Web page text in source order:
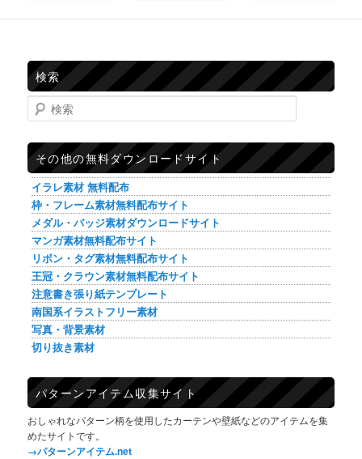
検索
検索
その他の無料ダウンロードサイト
イラレ素材 無料配布
枠・フレーム素材無料配布サイト
メダル・バッジ素材ダウンロードサイト
マンガ素材無料配布サイト
リボン・タグ素材無料配布サイト
王冠・クラウン素材無料配布サイト
注意書き張り紙テンプレート
南国系イラストフリー素材
写真・背景素材
切り抜き素材
パターンアイテム収集サイト
おしゃれなパターン柄を使用したカーテンや壁紙などのアイテムを集
めたサイトです。
→パターンアイテム.net